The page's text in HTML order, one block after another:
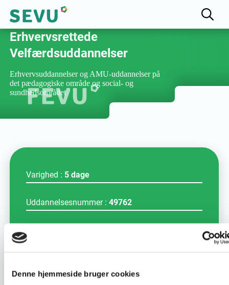
Denne hjemmeside bruger cookies
Fællesudvalget for
Erhvervsrettede
Velfærdsuddannelser
Erhvervsuddannelser og AMU-uddannelser på
det pædagogiske område og social- og
sundhedsområdet
Varighed : 5 dage
Uddannelsesnummer : 49762